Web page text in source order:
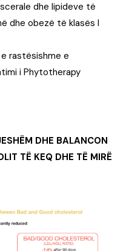
dhe lipideve të
dhe obezë të klasës I
rastësishme e
i Phytotherapy
DHE BALANCON
TË KEQ DHE TË MIRË